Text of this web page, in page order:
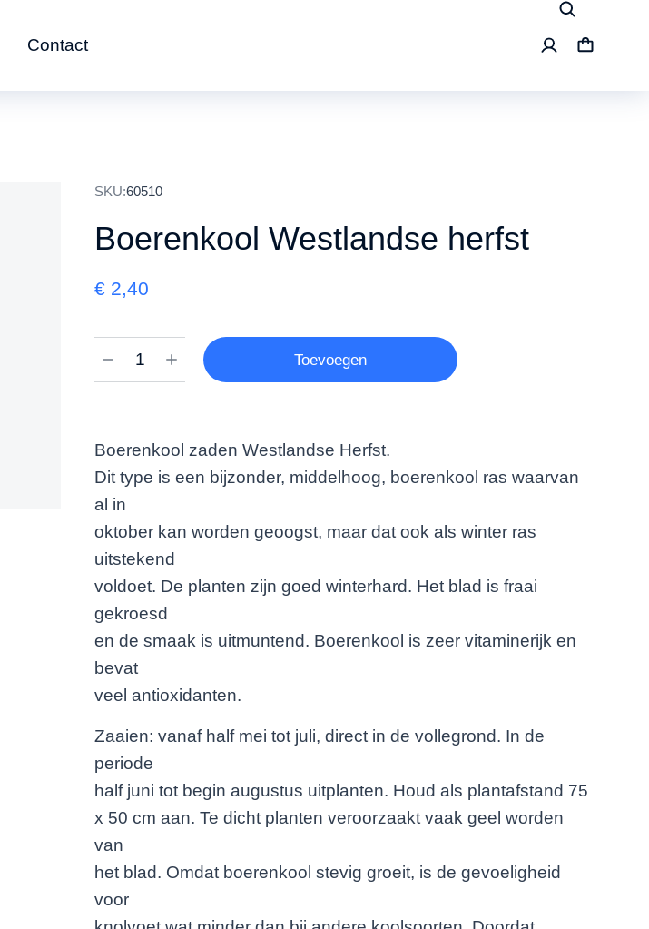
Contact
SKU:60510
Boerenkool Westlandse herfst
€ 2,40
Toevoegen
Boerenkool zaden Westlandse Herfst.
Dit type is een bijzonder, middelhoog, boerenkool ras waarvan
al in
oktober kan worden geoogst, maar dat ook als winter ras
uitstekend
voldoet. De planten zijn goed winterhard. Het blad is fraai
gekroesd
en de smaak is uitmuntend. Boerenkool is zeer vitaminerijk en
bevat
veel antioxidanten.
Zaaien: vanaf half mei tot juli, direct in de vollegrond. In de
periode
half juni tot begin augustus uitplanten. Houd als plantafstand 75
x 50 cm aan. Te dicht planten veroorzaakt vaak geel worden
van
het blad. Omdat boerenkool stevig groeit, is de gevoeligheid
voor